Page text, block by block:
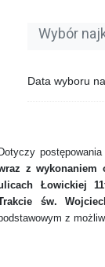
Wybór
Data wyboru
postępowania
z wykonaniem
Łowickiej
św.
z